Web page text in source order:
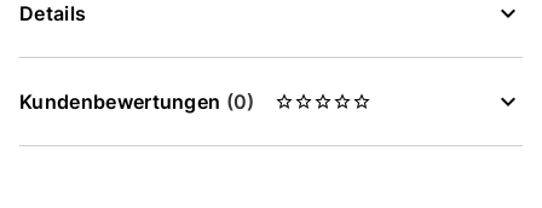
Details
Kundenbewertungen (0)